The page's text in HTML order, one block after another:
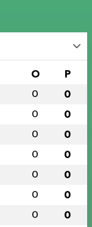
O P
0 0
0 0
0 0
0 0
0 0
0 0
0 0